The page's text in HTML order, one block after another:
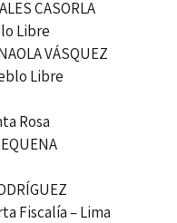
CASORLA
Libre
VÁSQUEZ
Libre
Rosa
Fiscalía – Lima